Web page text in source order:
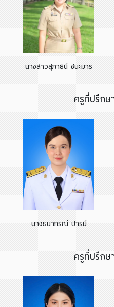
นางสาวสุภาธินี ชนะมาร
ครูที่ปรึกษ
นางธนาภรณ์ ปารมี
ครูที่ปรึกษ